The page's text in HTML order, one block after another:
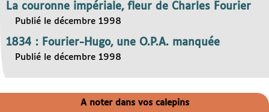
La couronne impériale, fleur de Charles Fourier
Publié le décembre 1998
1834 : Fourier-Hugo, une O.P.A. manquée
Publié le décembre 1998
A noter dans vos calepins